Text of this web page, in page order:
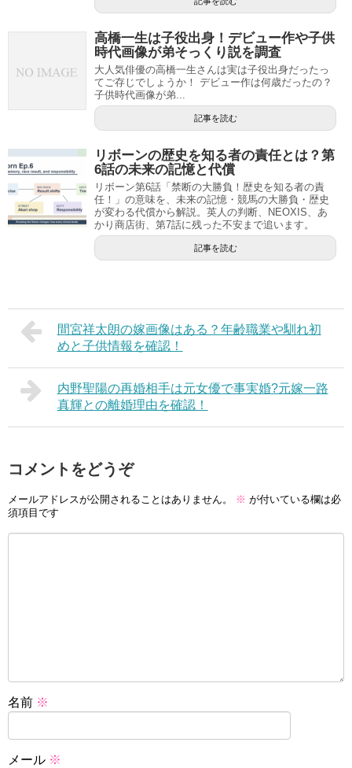
高橋一生は子役出身！デビュー作や子供
時代画像が弟そっくり説を調査
大人気俳優の高橋一生さんは実は子役出身だったっ
てご存じでしょうか！ デビュー作は何歳だったの？
子供時代画像が弟...
記事を読む
リボーンの歴史を知る者の責任とは？第
6話の未来の記憶と代償
リボーン第6話「禁断の大勝負！歴史を知る者の責
任！」の意味を、未来の記憶・競馬の大勝負・歴史
が変わる代償から解説。英人の判断、NEOXIS、あ
かり商店街、第7話に残った不安まで追います。
記事を読む
間宮祥太朗の嫁画像はある？年齢職業や馴れ初
めと子供情報を確認！
内野聖陽の再婚相手は元女優で事実婚?元嫁一路
真輝との離婚理由を確認！
コメントをどうぞ
メールアドレスが公開されることはありません。 ※ が付いている欄は必
須項目です
名前 ※
メール ※